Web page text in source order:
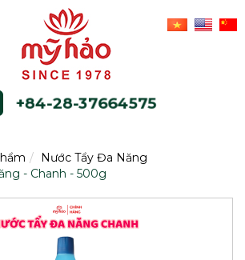
+84-28-37664575
Nước Tẩy Đa Năng
- Chanh - 500g